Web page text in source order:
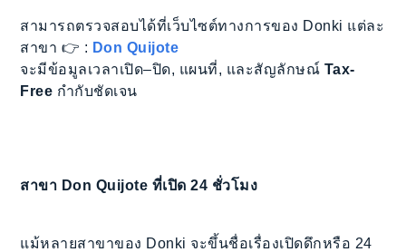
สามารถตรวจสอบได้ที่เว็บไซต์ทางการของ Donki แต่ละ
สาขา 👉 : Don Quijote
จะมีข้อมูลเวลาเปิด–ปิด, แผนที่, และสัญลักษณ์ Tax-
Free กำกับชัดเจน
สาขา Don Quijote ที่เปิด 24 ชั่วโมง
แม้หลายสาขาของ Donki จะขึ้นชื่อเรื่องเปิดดึกหรือ 24